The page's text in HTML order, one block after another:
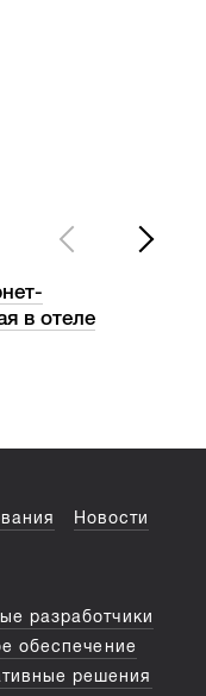
в отеле
Новости
разработчики
обеспечение
решения